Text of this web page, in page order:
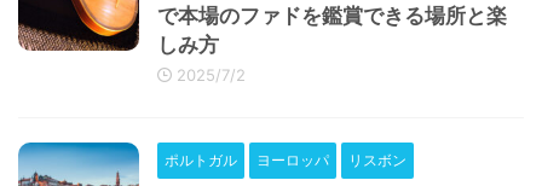
で本場のファドを鑑賞できる場所と楽
しみ方
2025/7/2
ポルトガル ヨーロッパ リスボン